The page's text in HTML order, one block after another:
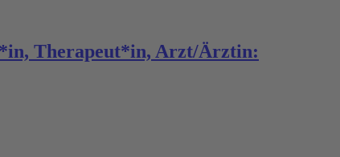
Therapeut*in, Arzt/Ärztin: